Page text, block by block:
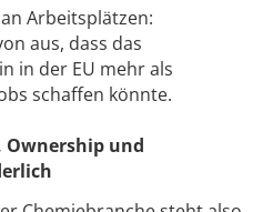
Arbeitsplätzen:
aus, dass das
in der EU mehr als
schaffen könnte.
Ownership und